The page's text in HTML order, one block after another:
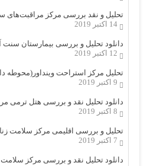
تحلیل و نقد بررسی مرکز مراقبت‌های
14 اکتبر 2019
دانلود تحلیل و بررسی بیمارستان
12 اکتبر 2019
تحلیل مرکز استراحت وینداور(محوطه
9 اکتبر 2019
دانلود تحلیل نقد و بررسی هتل ترمی
8 اکتبر 2019
تحلیل و بررسی اقلیمی مرکز سلامت
7 اکتبر 2019
دانلود تحلیل نقد و بررسی مرکز سلامت